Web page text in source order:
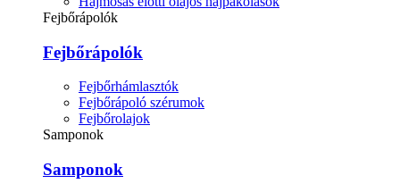
Fejbőrápolók
Fejbőrápolók
Fejbőrhámlasztók
Fejbőrápoló szérumok
Fejbőrolajok
Samponok
Samponok